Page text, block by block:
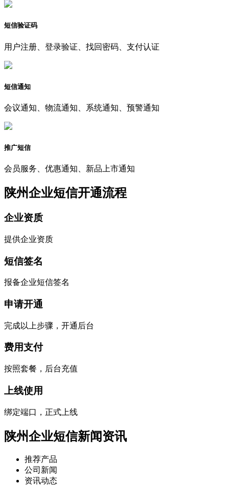
短信验证码
用户注册、登录验证、找回密码、支付认证
短信通知
会议通知、物流通知、系统通知、预警通知
推广短信
会员服务、优惠通知、新品上市通知
陕州企业短信开通流程
企业资质
提供企业资质
短信签名
报备企业短信签名
申请开通
完成以上步骤，开通后台
费用支付
按照套餐，后台充值
上线使用
绑定端口，正式上线
陕州企业短信新闻资讯
推荐产品
公司新闻
资讯动态